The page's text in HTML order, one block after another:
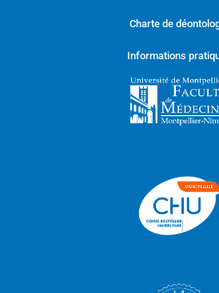
Charte de
Informations